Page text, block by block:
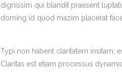
dignissim qui blandit praesent
doming id quod mazim placerat
Typi non habent claritatem insitam;
Claritas est etiam processus